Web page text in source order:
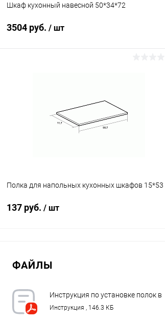
Шкаф кухонный навесной 50*34*72
3504 руб. / шт
В наличии
Полка для напольных кухонных шкафов 15*53
137 руб. / шт
В избранное В наличии
ФАЙЛЫ
Инструкция по установке полок в
кухонные каркасы LOGIKA.pdf
Инструкция , 146.3 КБ